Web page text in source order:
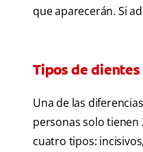
que aparecerán. Si
Tipos de dientes
Una de las
personas solo tienen
cuatro tipos: